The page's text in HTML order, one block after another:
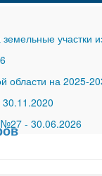
участки
области на 2025-
30.11.2020
№27 - 30.06.2026